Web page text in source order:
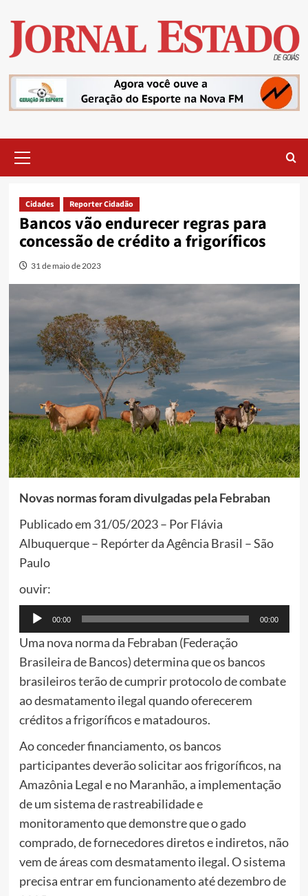
content
Menu
Cidades Reporter Cidadão
Bancos vão endurecer regras para
concessão de crédito a frigoríficos
31 de maio de 2023
Novas normas foram divulgadas pela Febraban
Publicado em 31/05/2023 – Por Flávia
Albuquerque – Repórter da Agência Brasil – São
Paulo
ouvir:
Tocador
de
áudio
00:00 00:00
Uma nova norma da Febraban (Federação
Brasileira de Bancos) determina que os bancos
brasileiros terão de cumprir protocolo de combate
ao desmatamento ilegal quando oferecerem
créditos a frigoríficos e matadouros.
Ao conceder financiamento, os bancos
participantes deverão solicitar aos frigoríficos, na
Amazônia Legal e no Maranhão, a implementação
de um sistema de rastreabilidade e
monitoramento que demonstre que o gado
comprado, de fornecedores diretos e indiretos, não
vem de áreas com desmatamento ilegal. O sistema
precisa entrar em funcionamento até dezembro de